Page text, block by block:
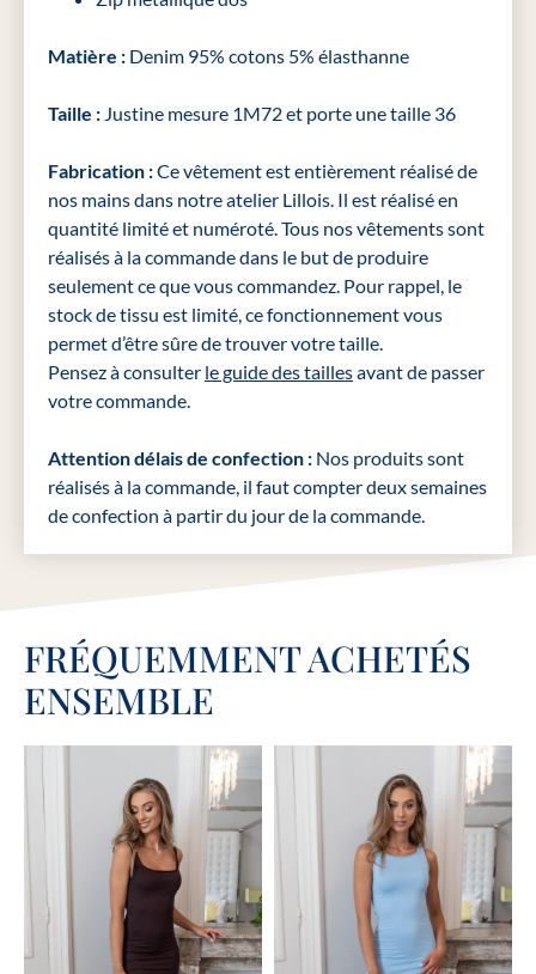
Matière : Denim 95% cotons 5% élasthanne
Taille : Justine mesure 1M72 et porte une taille 36
Fabrication :Ce vêtement est entièrement réalisé de
nos mains dans notre atelier Lillois. Il est réalisé en
quantité limité et numéroté. Tous nos vêtements sont
réalisés à la commande dans le but de produire
seulement ce que vous commandez. Pour rappel, le
stock de tissu est limité, ce fonctionnement vous
permet d’être sûre de trouver votre taille.
Pensez à consulter le guide des taillesavant de passer
votre commande.
Attention délais de confection : Nos produits sont
réalisés à la commande, il faut compter deux semaines
de confection à partir du jour de la commande.
FRÉQUEMMENT ACHETÉS
ENSEMBLE